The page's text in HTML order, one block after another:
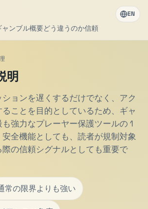
ャンブル概要どう違うのか信頼
EN
明
ョンを遅くするだけでなく、アク
ことを目的としているため、ギャ
強力なプレーヤー保護ツールの 1
全機能としても、読者が規制対象
の信頼シグナルとしても重要で
常の限界よりも強い